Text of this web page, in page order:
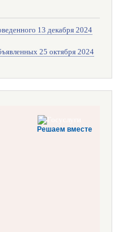
13 декабря 2024
25 октября 2024
Решаем вместе